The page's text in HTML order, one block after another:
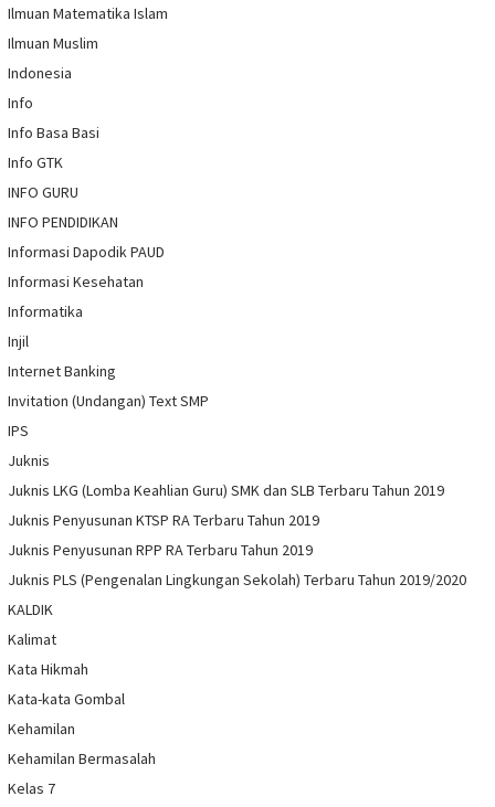
Ilmuan Matematika Islam
Ilmuan Muslim
Indonesia
Info
Info Basa Basi
Info GTK
INFO GURU
INFO PENDIDIKAN
Informasi Dapodik PAUD
Informasi Kesehatan
Informatika
Injil
Internet Banking
Invitation (Undangan) Text SMP
IPS
Juknis
Juknis LKG (Lomba Keahlian Guru) SMK dan SLB Terbaru Tahun 2019
Juknis Penyusunan KTSP RA Terbaru Tahun 2019
Juknis Penyusunan RPP RA Terbaru Tahun 2019
Juknis PLS (Pengenalan Lingkungan Sekolah) Terbaru Tahun 2019/2020
KALDIK
Kalimat
Kata Hikmah
Kata-kata Gombal
Kehamilan
Kehamilan Bermasalah
Kelas 7